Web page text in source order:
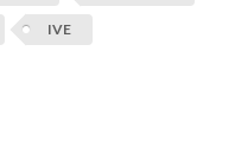
IVE